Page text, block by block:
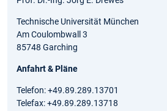
Technische Universität München
Am Coulombwall 3
85748 Garching
Anfahrt & Pläne
Telefon: +49.89.289.13701
Telefax: +49.89.289.13718